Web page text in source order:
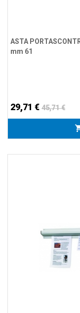
ASTA
mm 61
29,71 € 45,71 €